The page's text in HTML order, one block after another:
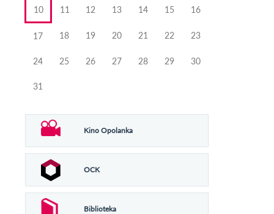
10 11 12 13 14 15 16
17 18 19 20 21 22 23
24 25 26 27 28 29 30
31
Kino Opolanka
OCK
Biblioteka